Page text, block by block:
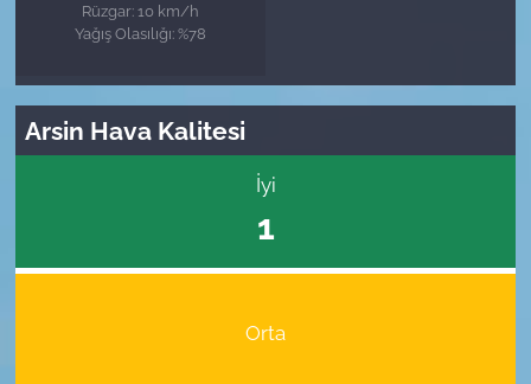
Rüzgar: 10 km/h
Yağış Olasılığı: %78
Arsin Hava Kalitesi
İyi
1
Orta